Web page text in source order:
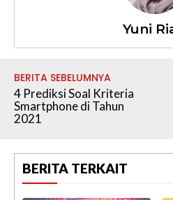
Yuni
BERITA SEBELUMNYA
4 Prediksi Soal Kriteria
Smartphone di Tahun
2021
BERITA TERKAIT